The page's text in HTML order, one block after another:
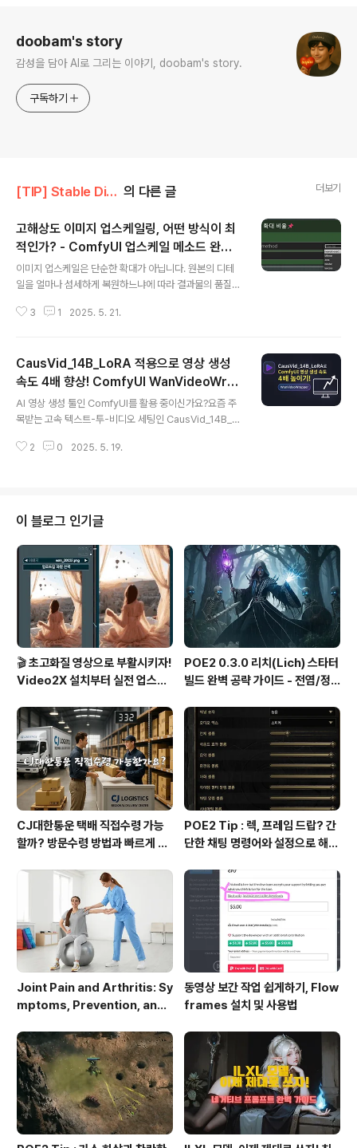
doobam's story
감성을 담아 AI로 그리는 이야기, doobam's story.
구독하기
[TIP] Stable Diffusion/ComfyUI 의 다른 글 더보기
고해상도 이미지 업스케일링, 어떤 방식이 최
적인가? - ComfyUI 업스케일 메소드 완벽
정리
이미지 업스케일은 단순한 확대가 아닙니다. 원본의 디테
일을 얼마나 섬세하게 복원하느냐에 따라 결과물의 품질이
erpolation) 방식들—그 차이를 명확히 이해하고 사용한
등)만으로도 AI 업스케일러 못지않은 고품질 결과를 얻을
수 있다는 것, 알고 계셨나요? 본문에서는 각 메소드의 차
이점과 함께, 실제로 어떤 방식이 어떤 상황에 가장 적합한
지 명확히 짚어드립니다.🔍 ComfyUI에서 선택 가능한 업
스케일 메소드별 차이점 업스케일 방식 처리 원리 장점 단
점추천 사용 환경nearest-exact가장 가까운 픽셀 하나
3 1 2025. 5. 21.
CausVid_14B_LoRA 적용으로 영상 생성
속도 4배 향상! ComfyUI WanVideoWrap
per 완벽 가이드
AI 영상 생성 툴인 ComfyUI를 활용 중이신가요?요즘 주
목받는 고속 텍스트-투-비디오 세팅인 CausVid_14B_L
으로 줄여줍니다.특히 CausVid 기반의 LoRA는 실시간
발한 고속 렌더링 특화 모델로, Wan2.1 14B 기반에서 작
동하며 영상 프레임 생성 속도를 최대 4배 이상 향상시켜
줍니다.Reddit 사용자 u/stickshift777는 실제 사용 후
"기존 5~6초 걸리던 프레임 생성이 1.2~1.5초로 줄어들
었다"고 밝히며, TeaCache와 CFG..
2 0 2025. 5. 19.
이 블로그 인기글
🎬 초고화질 영상으로 부활시키자!
Video2X 설치부터 실전 업스케
POE2 0.3.0 리치(Lich) 스타터
빌드 완벽 공략 가이드 - 전염/정
CJ대한통운 택배 직접수령 가능
할까? 방문수령 방법과 빠르게 찾
POE2 Tip : 렉, 프레임 드랍? 간
단한 채팅 명령어와 설정으로 해결
Joint Pain and Arthritis: Sy
mptoms, Prevention, and
동영상 보간 작업 쉽게하기, Flow
frames 설치 및 사용법